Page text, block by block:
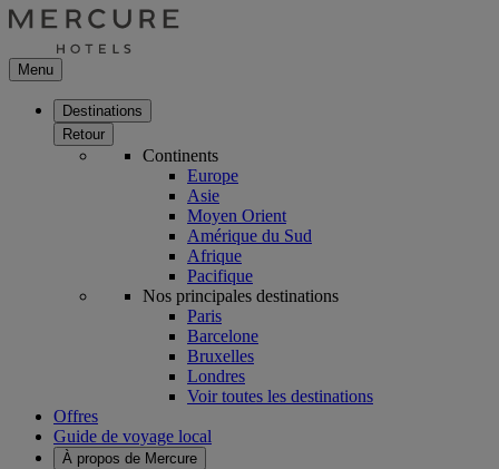
Menu
Destinations
Retour
Continents
Europe
Asie
Moyen Orient
Amérique du Sud
Afrique
Pacifique
Nos principales destinations
Paris
Barcelone
Bruxelles
Londres
Voir toutes les destinations
Offres
Guide de voyage local
À propos de Mercure